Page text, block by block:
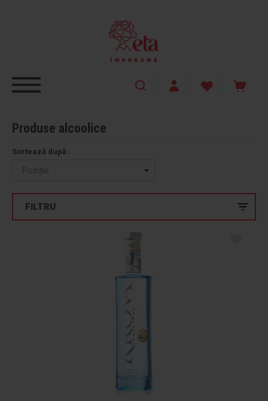
Produse alcoolice
Sortează după :
FILTRU